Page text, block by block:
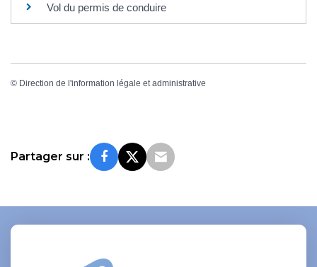
Vol du permis de conduire
© Direction de l'information légale et administrative
Partager sur :